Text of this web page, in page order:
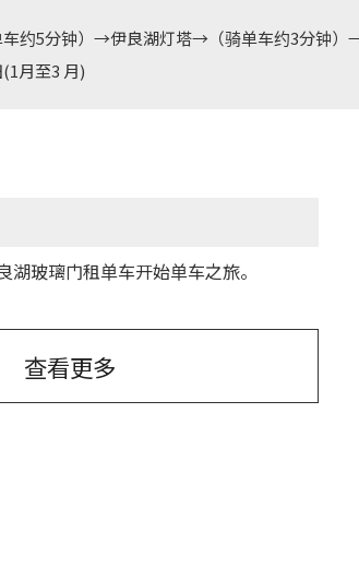
约5分钟）→伊良湖灯塔→（骑单车约3分钟
月至3 月)
玻璃门租单车开始单车之旅。
查看更多